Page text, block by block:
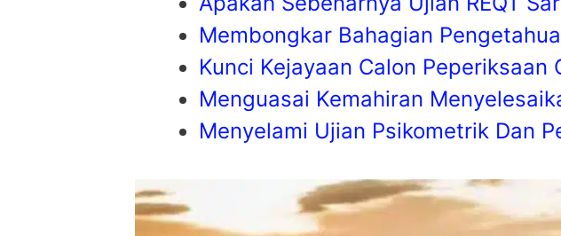
Membongkar Bahagian
Kunci Kejayaan Calon Peperiksaan
Menguasai Kemahiran
Menyelami Ujian Psikometrik Dan